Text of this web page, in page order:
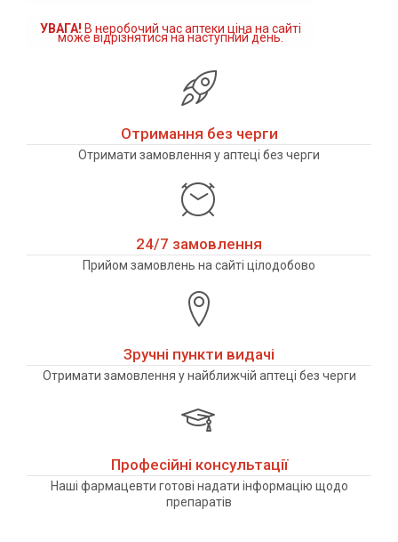
УВАГА! В неробочий час аптеки ціна на сайті
може відрізнятися на наступний день.
Отримання без черги
Отримати замовлення у аптеці без черги
24/7 замовлення
Прийом замовлень на сайті цілодобово
Зручні пункти видачі
Отримати замовлення у найближчій аптеці без черги
Професійні консультації
Наші фармацевти готові надати інформацію щодо
препаратів